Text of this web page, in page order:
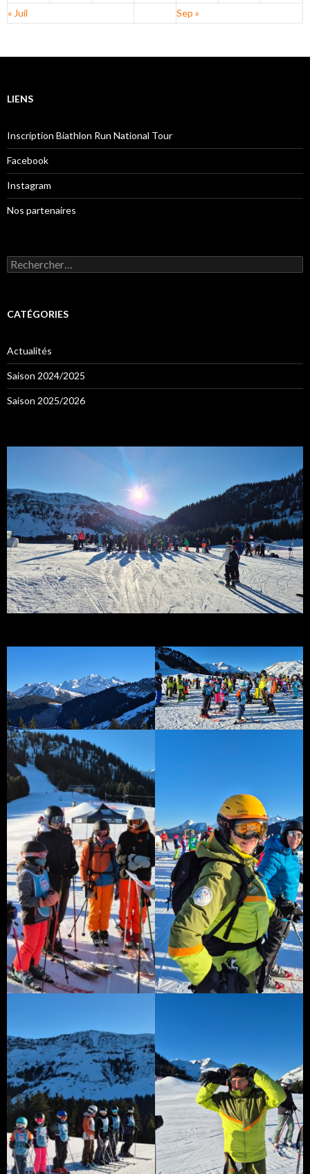
« Juil
Sep »
LIENS
Inscription Biathlon Run National Tour
Facebook
Instagram
Nos partenaires
Rechercher :
CATÉGORIES
Actualités
Saison 2024/2025
Saison 2025/2026